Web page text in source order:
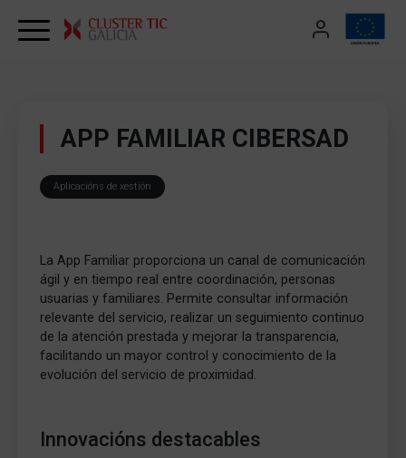
APP FAMILIAR CIBERSAD
Aplicacións de xestión
La App Familiar proporciona un canal de comunicación
ágil y en tiempo real entre coordinación, personas
usuarias y familiares. Permite consultar información
relevante del servicio, realizar un seguimiento continuo
de la atención prestada y mejorar la transparencia,
facilitando un mayor control y conocimiento de la
evolución del servicio de proximidad.
Innovacións destacables